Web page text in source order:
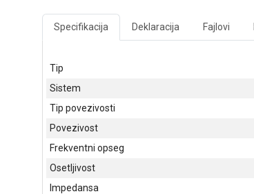
Specifikacija Deklaracija Fajlovi
Tip
Sistem
Tip povezivosti
Povezivost
Frekventni opseg
Osetljivost
Impedansa